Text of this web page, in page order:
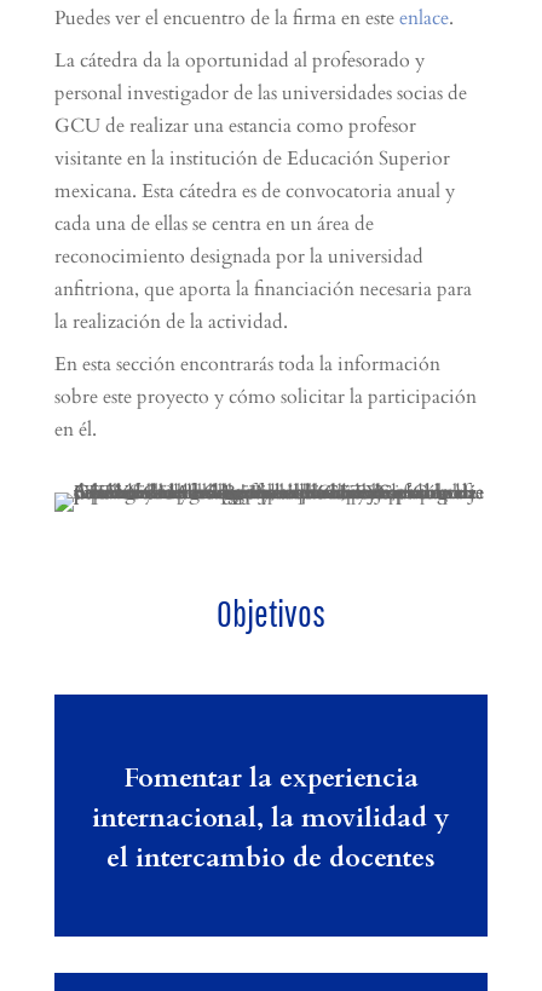
Puedes ver el encuentro de la firma en esteenlace.
La cátedra da la oportunidad al profesorado y
personal investigador de las universidades socias de
GCU de realizar una estancia como profesor
visitante en la institución de Educación Superior
mexicana. Esta cátedra es de convocatoria anual y
cada una de ellas se centra en un área de
reconocimiento designada por la universidad
anfitriona, que aporta la financiación necesaria para
la realización de la actividad.
En esta sección encontrarás toda la información
sobre este proyecto y cómo solicitar la participación
en él.
Objetivos
Fomentar la experiencia
internacional, la movilidad y
el intercambio de docentes